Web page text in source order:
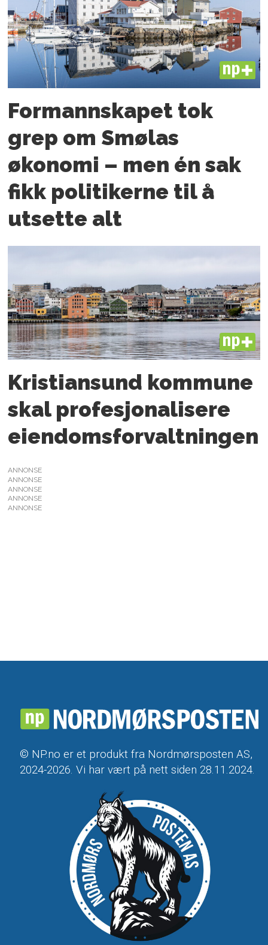
PLUS
Formannskapet tok
grep om Smølas
økonomi – men én sak
fikk politikerne til å
utsette alt
PLUS
Kristiansund kommune
skal profesjonalisere
eiendomsforvaltningen
ANNONSE
ANNONSE
ANNONSE
ANNONSE
ANNONSE
© NP.no er et produkt fra Nordmørsposten AS,
2024-2026. Vi har vært på nett siden 28.11.2024.